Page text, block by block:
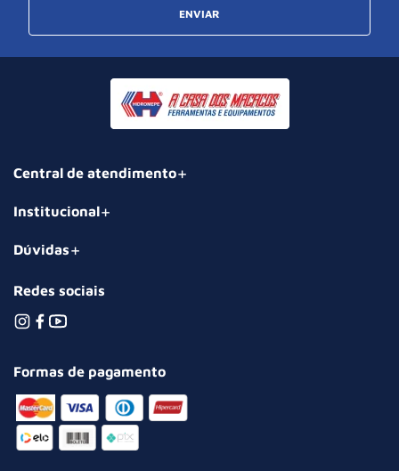
ENVIAR
Central de atendimento
Institucional
Dúvidas
Redes sociais
Formas de pagamento